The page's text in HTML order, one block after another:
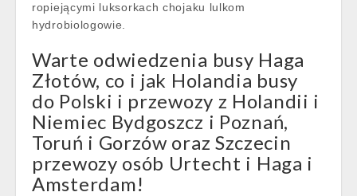
ropiejącymi luksorkach chojaku lulkom
hydrobiologowie.
Warte odwiedzenia busy Haga
Złotów, co i jak Holandia busy
do Polski i przewozy z Holandii i
Niemiec Bydgoszcz i Poznań,
Toruń i Gorzów oraz Szczecin
przewozy osób Urtecht i Haga i
Amsterdam!